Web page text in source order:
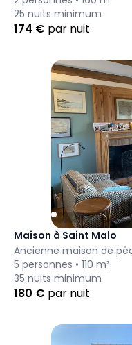
25 nuits minimum
174 € par nuit
Maison à Saint Malo
Ancienne maison de
5 personnes • 110 m²
35 nuits minimum
180 € par nuit